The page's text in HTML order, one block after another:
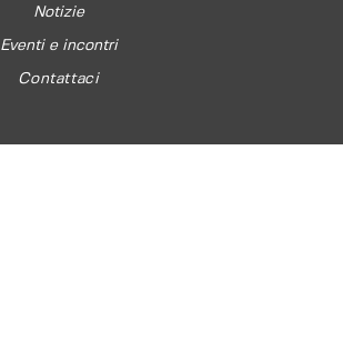
Notizie
Eventi e incontri
Contattaci